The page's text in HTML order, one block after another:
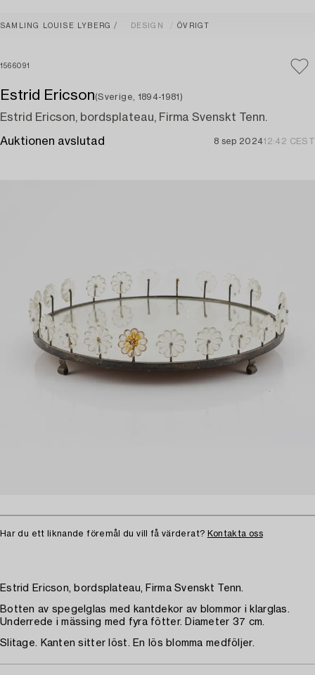
SAMLING LOUISE LYBERG DESIGN ÖVRIGT
1566091
Estrid Ericson(Sverige, 1894-1981)
Estrid Ericson, bordsplateau, Firma Svenskt Tenn.
Auktionen avslutad 8 sep 202412:42 CEST
Har du ett liknande föremål du vill få värderat? Kontakta oss
Estrid Ericson, bordsplateau, Firma Svenskt Tenn.
Botten av spegelglas med kantdekor av blommor i klarglas.
Underrede i mässing med fyra fötter. Diameter 37 cm.
Slitage. Kanten sitter löst. En lös blomma medföljer.